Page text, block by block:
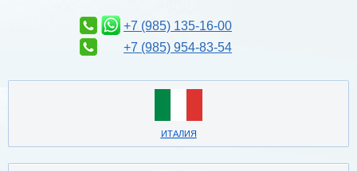
+7 (985) 135-16-00
+7 (985) 954-83-54
ИТАЛИЯ